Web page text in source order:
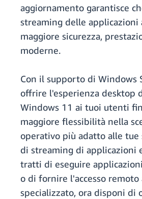
aggiornamento garantisce
streaming delle applicazioni
maggiore sicurezza,
moderne.
Con il supporto di Windows
offrire l'esperienza desktop
Windows 11 ai tuoi utenti
maggiore flessibilità nella
operativo più adatto alle tue
di streaming di applicazioni
tratti di eseguire
o di fornire l'accesso remoto
specializzato, ora disponi di